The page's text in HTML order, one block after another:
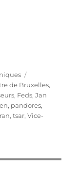
de Bruxelles,
, Feds,Jan
, pandores,
,tsar,Vice-